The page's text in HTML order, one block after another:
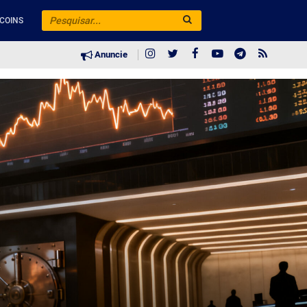
Anuncie